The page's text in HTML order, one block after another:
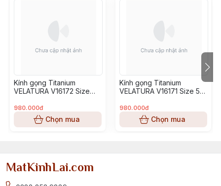
Kính gọng Titanium
VELATURA V16172 Size
980.000đ
Chọn mua
Kính gọng Titanium
VELATURA V16171 Size 53-
980.000đ
Chọn mua
MatKinhLai.com